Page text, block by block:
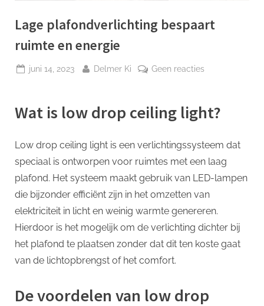
Lage plafondverlichting bespaart
ruimte en energie
Geplaatst
juni 14, 2023 Door
Delmer Ki Geen reactiesop
bespaart
energie
Wat is low drop ceiling light?
Low drop ceiling light is een verlichtingssysteem dat
speciaal is ontworpen voor ruimtes met een laag
plafond. Het systeem maakt gebruik van LED-lampen
die bijzonder efficiënt zijn in het omzetten van
elektriciteit in licht en weinig warmte genereren.
Hierdoor is het mogelijk om de verlichting dichter bij
het plafond te plaatsen zonder dat dit ten koste gaat
van de lichtopbrengst of het comfort.
De voordelen van low drop